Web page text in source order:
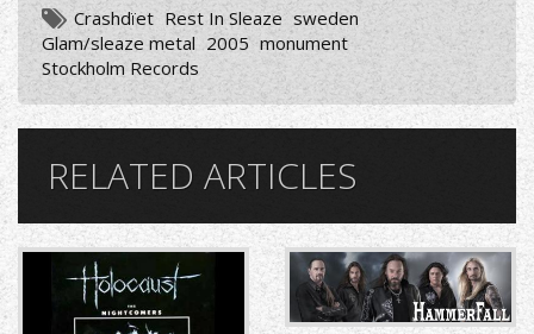
Crashdïet Rest In Sleaze sweden
Glam/sleaze metal 2005 monument
Stockholm Records
RELATED ARTICLES